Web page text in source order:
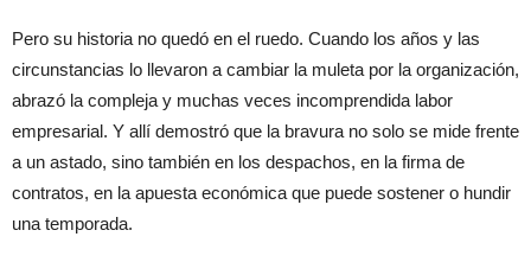
Pero su historia no quedó en el ruedo. Cuando los años y las
circunstancias lo llevaron a cambiar la muleta por la organización,
abrazó la compleja y muchas veces incomprendida labor
empresarial. Y allí demostró que la bravura no solo se mide frente
a un astado, sino también en los despachos, en la firma de
contratos, en la apuesta económica que puede sostener o hundir
una temporada.